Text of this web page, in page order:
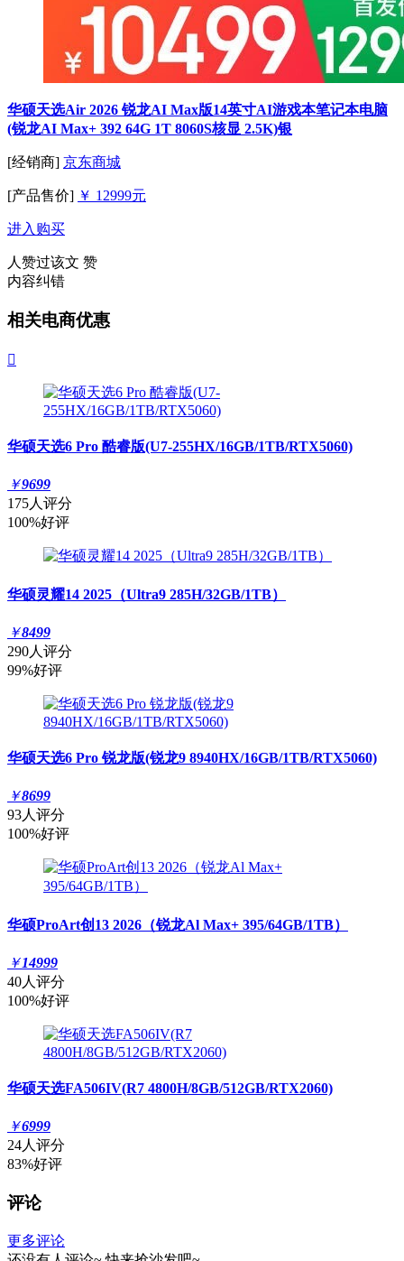
华硕天选Air 2026 锐龙AI Max版14英寸AI游戏本笔记本电脑
(锐龙AI Max+ 392 64G 1T 8060S核显 2.5K)银
[经销商] 京东商城
[产品售价] ￥ 12999元
进入购买
人赞过该文 赞
内容纠错
相关电商优惠

华硕天选6 Pro 酷睿版(U7-255HX/16GB/1TB/RTX5060)
￥9699
175人评分
100%好评
华硕灵耀14 2025（Ultra9 285H/32GB/1TB）
￥8499
290人评分
99%好评
华硕天选6 Pro 锐龙版(锐龙9 8940HX/16GB/1TB/RTX5060)
￥8699
93人评分
100%好评
华硕ProArt创13 2026（锐龙Al Max+ 395/64GB/1TB）
￥14999
40人评分
100%好评
华硕天选FA506IV(R7 4800H/8GB/512GB/RTX2060)
￥6999
24人评分
83%好评
评论
更多评论